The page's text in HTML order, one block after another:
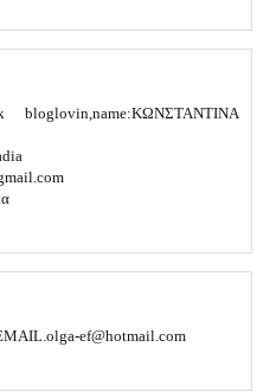
bloglovin,name:ΚΩΝΣΤΑΝΤΙΝΑ
ef@hotmail.com